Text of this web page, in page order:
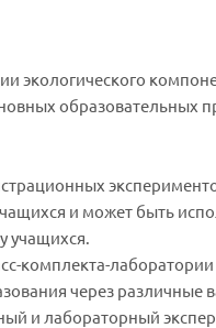
экологического
образовательных
и может быть
учащихся.
комплекта-лаборатории
через различные
и лабораторный